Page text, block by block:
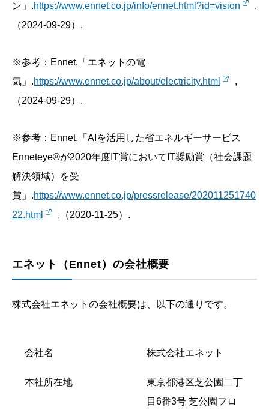
ン」.https://www.ennet.co.jp/info/ennet.html?id=vision
,
（2024-09-29）.
※参考：Ennet.「エネットの電
気」.https://www.ennet.co.jp/about/electricity.html
,
（2024-09-29）.
※参考：Ennet.「AIを活用した省エネルギーサービス
Enneteye®が2020年度IT賞においてIT奨励賞（社会課題
解決領域）を受
賞」.https://www.ennet.co.jp/pressrelease/202011251740
22.html
,（2020-11-25）.
エネット（Ennet）の会社概要
株式会社エネットの会社概要は、以下の通りです。
会社名 株式会社エネット
本社所在地
東京都港区芝公園二丁
目6番3号 芝公園フロ